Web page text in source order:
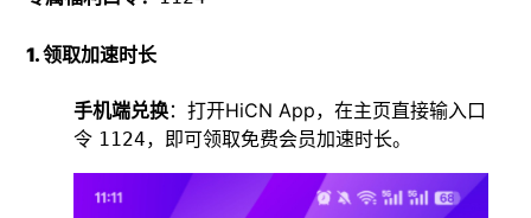
1. 领取加速时长
手机端兑换：打开HiCN App，在主页直接输入口
令 1124，即可领取免费会员加速时长。